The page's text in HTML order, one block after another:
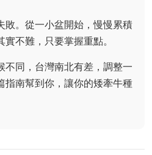
敗。從一小盆開始，慢慢累積
不難，只要掌握重點。
不同，台灣南北有差，調整一
指南幫到你，讓你的矮牽牛種